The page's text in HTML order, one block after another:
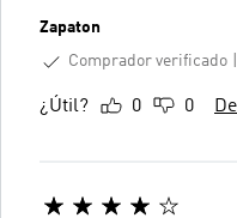
Zapaton
Comprador verificado
¿Útil? 0 0